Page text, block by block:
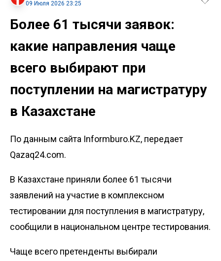
09 Июля 2026 23:25
Более 61 тысячи заявок:
какие направления чаще
всего выбирают при
поступлении на магистратуру
в Казахстане
По данным сайта Informburo.KZ, передает
Qazaq24.com.
В Казахстане приняли более 61 тысячи
заявлений на участие в комплексном
тестировании для поступления в магистратуру,
сообщили в национальном центре тестирования.
Чаще всего претенденты выбирали